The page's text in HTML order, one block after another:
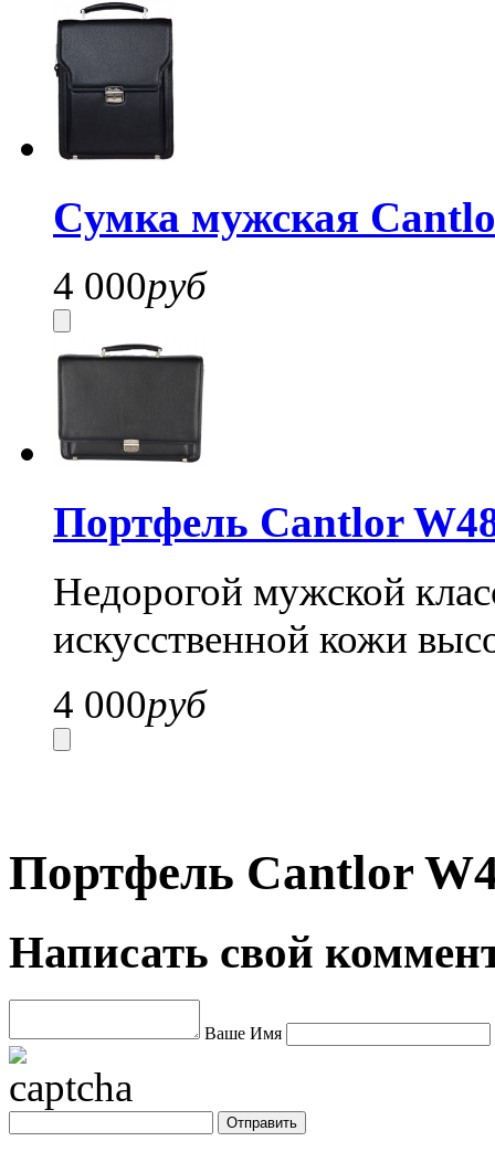
Cумка мужская
4 000руб
Портфель Cantlor
Недорогой мужской
искусственной кожи
4 000руб
Портфель Cantlor
Написать свой
Ваше Имя